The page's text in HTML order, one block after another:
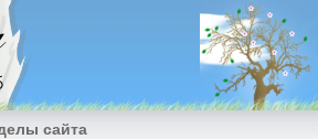
сайта